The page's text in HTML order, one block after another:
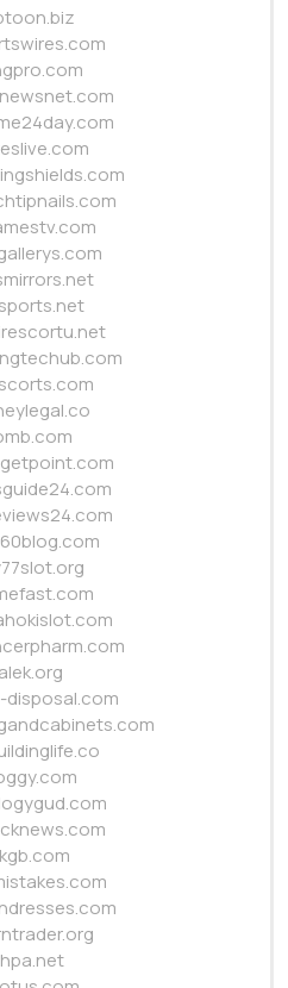
disposal.com